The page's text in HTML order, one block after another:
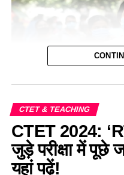
पर्यावरण के अंतर्गत
प्रश्न—Home and
CTET & TEACHING
CTET 2024:
जुड़े परीक्षा में पूछे
यहां पढ़ें!